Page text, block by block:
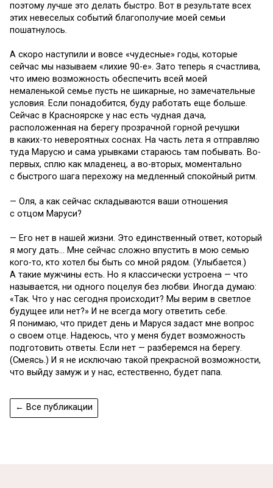
поэтому лучше это делать быстро. Вот в результате всех
этих невеселых событий благополучие моей семьи
пошатнулось.
А скоро наступили и вовсе «чудесные» годы, которые
сейчас мы называем «лихие 90-е». Зато теперь я счастлива,
что имею возможность обеспечить всей моей
немаленькой семье пусть не шикарные, но замечательные
условия. Если понадобится, буду работать еще больше.
Сейчас в Красноярске у нас есть чудная дача,
расположенная на берегу прозрачной горной речушки
в каких-то невероятных соснах. На часть лета я отправляю
туда Марусю и сама урывками стараюсь там побывать. Во-
первых, сплю как младенец, а во-вторых, моментально
с быстрого шага перехожу на медленный спокойный ритм.
— Оля, а как сейчас складываются ваши отношения
с отцом Маруси?
— Его нет в нашей жизни. Это единственный ответ, который
я могу дать… Мне сейчас сложно впустить в мою семью
кого-то, кто хотел бы быть со мной рядом. (Улыбается.)
А такие мужчины есть. Но я классически устроена — что
называется, ни одного поцелуя без любви. Иногда думаю:
«Так. Что у нас сегодня происходит? Мы верим в светлое
будущее или нет?» И не всегда могу ответить себе.
Я понимаю, что придет день и Маруся задаст мне вопрос
о своем отце. Надеюсь, что у меня будет возможность
подготовить ответы. Если нет — разберемся на берегу.
(Смеясь.) И я не исключаю такой прекрасной возможности,
что выйду замуж и у нас, естественно, будет папа.
← Все публикации